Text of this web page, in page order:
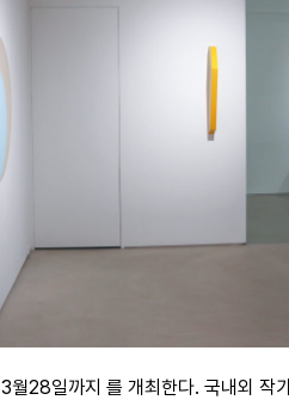
월28일까지 를 개최한다. 국내외 작